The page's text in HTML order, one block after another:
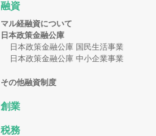
融資
マル経融資について
日本政策金融公庫
日本政策金融公庫 国民生活事業
日本政策金融公庫 中小企業事業
その他融資制度
創業
税務